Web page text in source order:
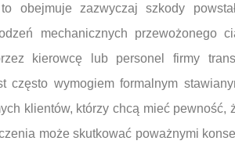
obejmuje zazwyczaj szkody
mechanicznych przewożonego
kierowcę lub personel firmy
często wymogiem formalnym
klientów, którzy chcą mieć
może skutkować poważnymi